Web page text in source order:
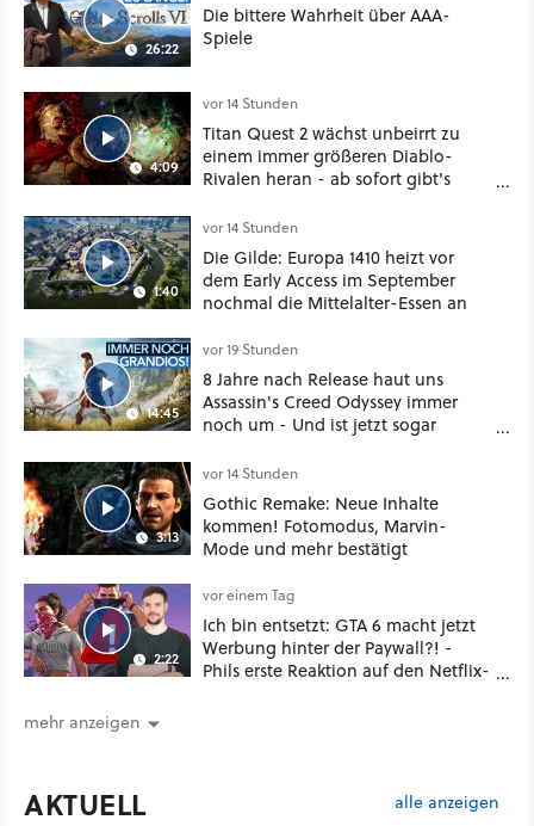
26:22
Die bittere Wahrheit über AAA-
Spiele
4:09
vor 14 Stunden
Titan Quest 2 wächst unbeirrt zu
einem immer größeren Diablo-
Rivalen heran - ab sofort gibt's
Klasse
1:40
vor 14 Stunden
Die Gilde: Europa 1410 heizt vor
dem Early Access im September
nochmal die Mittelalter-Essen an
14:45
vor 19 Stunden
8 Jahre nach Release haut uns
Assassin's Creed Odyssey immer
noch um - Und ist jetzt sogar
3:13
vor 14 Stunden
Gothic Remake: Neue Inhalte
kommen! Fotomodus, Marvin-
Mode und mehr bestätigt
2:22
vor einem Tag
Ich bin entsetzt: GTA 6 macht jetzt
Werbung hinter der Paywall?! -
Phils erste Reaktion auf den Netflix-
mehr anzeigen
AKTUELL alle anzeigen